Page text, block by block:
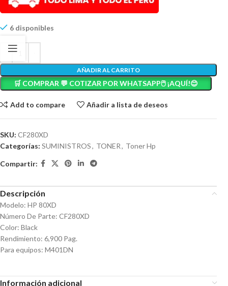
6 disponibles
AÑADIR AL CARRITO
🛒 COMPRAR 💬 COTIZAR POR WHATSAPP🖱️ ¡AQUÍ!😊
Add to compare Añadir a lista de deseos
SKU: CF280XD
Categorías: SUMINISTROS, TONER, Toner Hp
Compartir:
Descripción
Modelo: HP 80XD
Número De Parte: CF280XD
Color: Black
Rendimiento: 6,900 Pag.
Para equipos: M401DN
Información adicional